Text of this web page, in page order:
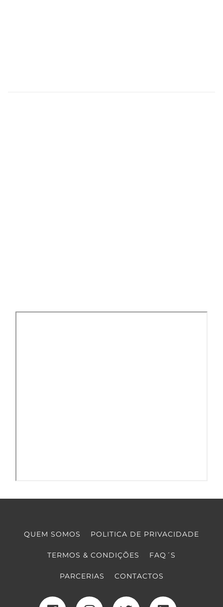
QUEM SOMOS POLITICA DE PRIVACIDADE
TERMOS & CONDIÇÕES FAQ´S
PARCERIAS CONTACTOS